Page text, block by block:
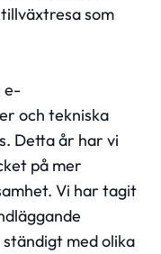
som
e-
och tekniska
Detta år har vi
på mer
Vi har tagit
med olika